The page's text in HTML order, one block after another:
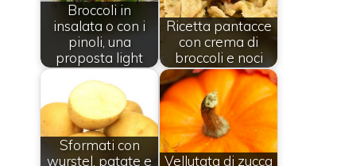
Broccoli in
insalata o con i
pinoli, una
proposta light
Ricetta pantacce
con crema di
broccoli e noci
Sformati con
wurstel, patate e
Vellutata di zucca